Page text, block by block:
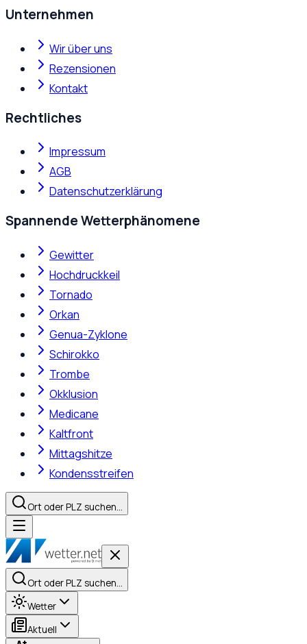
Unternehmen
Wir über uns
Rezensionen
Kontakt
Rechtliches
Impressum
AGB
Datenschutzerklärung
Spannende Wetterphänomene
Gewitter
Hochdruckkeil
Tornado
Orkan
Genua-Zyklone
Schirokko
Trombe
Okklusion
Medicane
Kaltfront
Mittagshitze
Kondensstreifen
Ort oder PLZ suchen…
Ort oder PLZ suchen…
Wetter
Aktuell